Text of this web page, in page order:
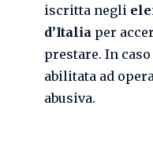
iscritta negli
d’Italia per
prestare. In
abilitata ad
abusiva.